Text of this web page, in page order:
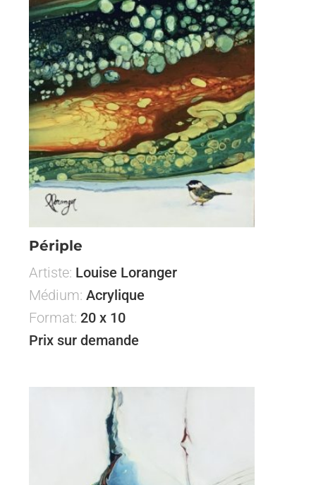
Périple
Artiste: Louise Loranger
Médium: Acrylique
Format: 20 x 10
Prix sur demande